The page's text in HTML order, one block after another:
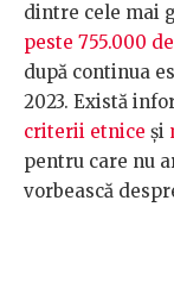
dintre cele mai
peste 755.000
după continua
2023. Există
criterii etnice și
pentru care nu
vorbească